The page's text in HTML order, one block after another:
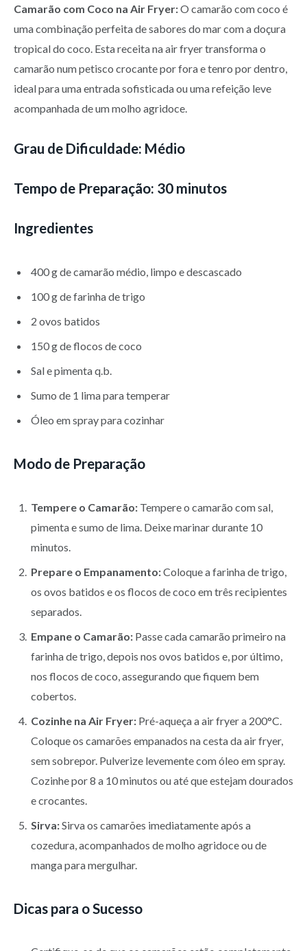
Camarão com Coco na Air Fryer:O camarão com coco é
uma combinação perfeita de sabores do mar com a doçura
tropical do coco. Esta receita na air fryer transforma o
camarão num petisco crocante por fora e tenro por dentro,
ideal para uma entrada sofisticada ou uma refeição leve
acompanhada de um molho agridoce.
Grau de Dificuldade: Médio
Tempo de Preparação: 30 minutos
Ingredientes
400 g de camarão médio, limpo e descascado
100 g de farinha de trigo
2 ovos batidos
150 g de flocos de coco
Sal e pimenta q.b.
Sumo de 1 lima para temperar
Óleo em spray para cozinhar
Modo de Preparação
Tempere o Camarão: Tempere o camarão com sal,
pimenta e sumo de lima. Deixe marinar durante 10
minutos.
Prepare o Empanamento:Coloque a farinha de trigo,
os ovos batidos e os flocos de coco em três recipientes
separados.
Empane o Camarão: Passe cada camarão primeiro na
farinha de trigo, depois nos ovos batidos e, por último,
nos flocos de coco, assegurando que fiquem bem
cobertos.
Cozinhe na Air Fryer: Pré-aqueça a air fryer a 200°C.
Coloque os camarões empanados na cesta da air fryer,
sem sobrepor. Pulverize levemente com óleo em spray.
Cozinhe por 8 a 10 minutos ou até que estejam dourados
e crocantes.
Sirva:Sirva os camarões imediatamente após a
cozedura, acompanhados de molho agridoce ou de
manga para mergulhar.
Dicas para o Sucesso